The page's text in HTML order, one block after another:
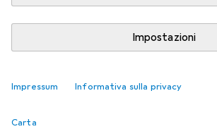
Impostazioni
Impressum Informativa sulla privacy
Carta